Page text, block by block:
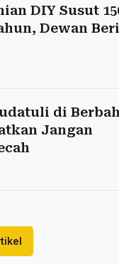
DIY Susut
Dewan Beri
di
Jangan